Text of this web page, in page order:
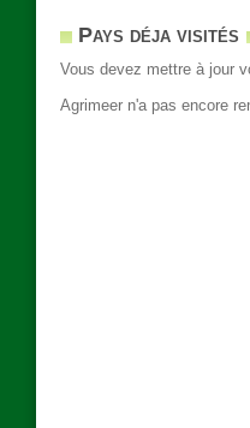
Pays déja visités
Vous devez mettre à jour
Agrimeer n'a pas encore